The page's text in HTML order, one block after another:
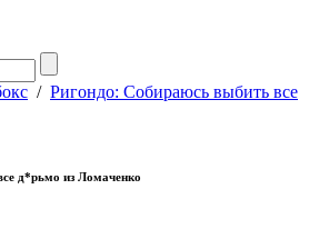
/ Ригондо: Собираюсь выбить все
д*рьмо из Ломаченко